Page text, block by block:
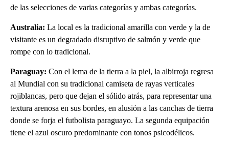
de las selecciones de varias categorías y ambas categorías.
Australia: La local es la tradicional amarilla con verde y la de
visitante es un degradado disruptivo de salmón y verde que
rompe con lo tradicional.
Paraguay: Con el lema de la tierra a la piel, la albirroja regresa
al Mundial con su tradicional camiseta de rayas verticales
rojiblancas, pero que dejan el sólido atrás, para representar una
textura arenosa en sus bordes, en alusión a las canchas de tierra
donde se forja el futbolista paraguayo. La segunda equipación
tiene el azul oscuro predominante con tonos psicodélicos.